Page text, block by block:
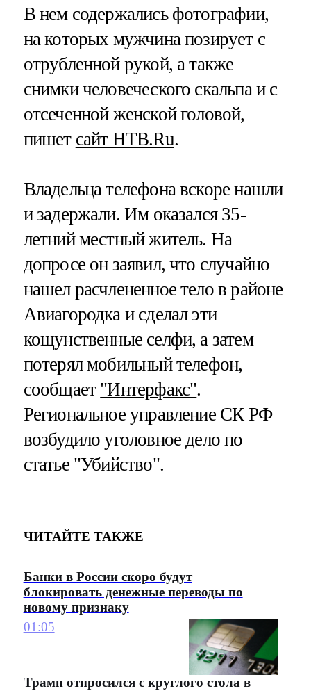
В нем содержались фотографии,
на которых мужчина позирует с
отрубленной рукой, а также
снимки человеческого скальпа и с
отсеченной женской головой,
пишет сайт НТВ.Ru.
Владельца телефона вскоре нашли
и задержали. Им оказался 35-
летний местный житель. На
допросе он заявил, что случайно
нашел расчлененное тело в районе
Авиагородка и сделал эти
кощунственные селфи, а затем
потерял мобильный телефон,
сообщает "Интерфакс".
Региональное управление СК РФ
возбудило уголовное дело по
статье "Убийство".
ЧИТАЙТЕ ТАКЖЕ
Банки в России скоро будут
блокировать денежные переводы по
новому признаку
01:05
Трамп отпросился с круглого стола в